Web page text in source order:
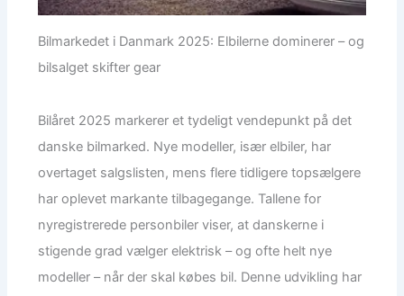
Bilmarkedet i Danmark 2025: Elbilerne dominerer – og
bilsalget skifter gear
Bilåret 2025 markerer et tydeligt vendepunkt på det
danske bilmarked. Nye modeller, især elbiler, har
overtaget salgslisten, mens flere tidligere topsælgere
har oplevet markante tilbagegange. Tallene for
nyregistrerede personbiler viser, at danskerne i
stigende grad vælger elektrisk – og ofte helt nye
modeller – når der skal købes bil. Denne udvikling har